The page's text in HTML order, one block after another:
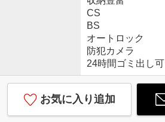
CS
BS
オートロック
防犯カメラ
24時間ゴミ出し可
お気に入り追加